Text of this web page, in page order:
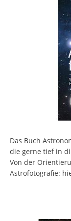
Das Buch
die gerne tief in
Von der
Astrofotografie: